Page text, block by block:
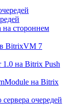
на стороннем
в BitrixVM 7
1.0 на Bitrix Push
на Bitrix
очередей